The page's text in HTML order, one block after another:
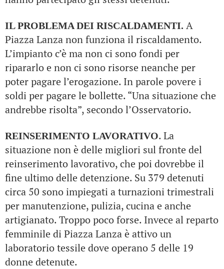
IL PROBLEMA DEI RISCALDAMENTI. A
Piazza Lanza non funziona il riscaldamento.
L’impianto c’è ma non ci sono fondi per
ripararlo e non ci sono risorse neanche per
poter pagare l’erogazione. In parole povere i
soldi per pagare le bollette. “Una situazione che
andrebbe risolta”, secondo l’Osservatorio.
REINSERIMENTO LAVORATIVO. La
situazione non è delle migliori sul fronte del
reinserimento lavorativo, che poi dovrebbe il
fine ultimo delle detenzione. Su 379 detenuti
circa 50 sono impiegati a turnazioni trimestrali
per manutenzione, pulizia, cucina e anche
artigianato. Troppo poco forse. Invece al reparto
femminile di Piazza Lanza è attivo un
laboratorio tessile dove operano 5 delle 19
donne detenute.